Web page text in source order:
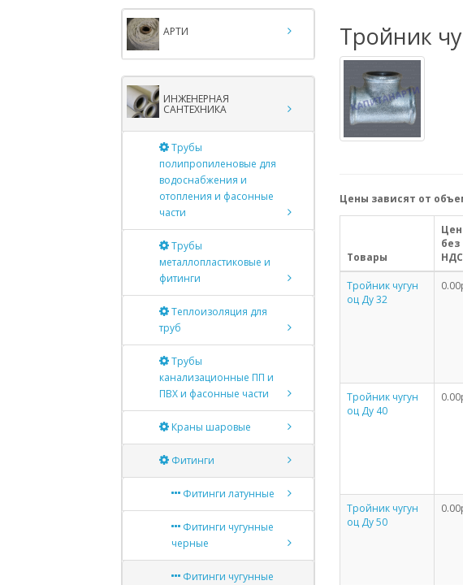
АРТИ
ИНЖЕНЕРНАЯ
САНТЕХНИКА
Трубы
полипропиленовые для
водоснабжения и
отопления и фасонные
части
Трубы
металлопластиковые и
фитинги
Теплоизоляция для
труб
Трубы
канализационные ПП и
ПВХ и фасонные части
Краны шаровые
Фитинги
Фитинги латунные
Фитинги чугунные
черные
Фитинги чугунные
Тройник
Цены зависят от
Товары
без
Тройник чугун
оц Ду 32
Тройник чугун
оц Ду 40
Тройник чугун
оц Ду 50